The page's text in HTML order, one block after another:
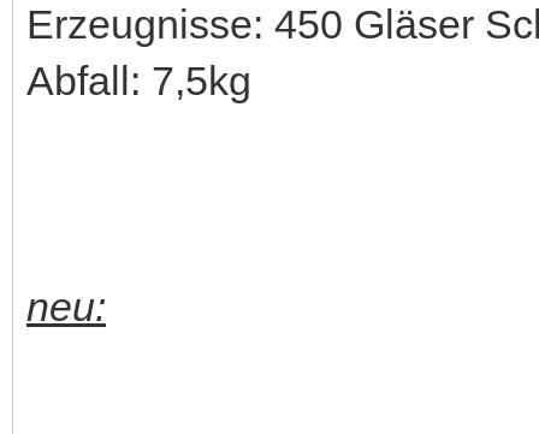
Erzeugnisse: 450 Gläser
Abfall: 7,5kg
neu: